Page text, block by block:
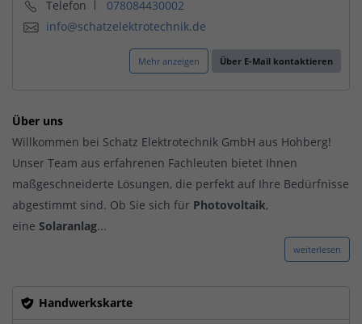
Telefon
078084430002
info@schatzelektrotechnik.de
Mehr anzeigen Über E-Mail kontaktieren
Über uns
Willkommen bei Schatz Elektrotechnik GmbH aus Hohberg!
Unser Team aus erfahrenen Fachleuten bietet Ihnen
maßgeschneiderte Lösungen, die perfekt auf Ihre Bedürfnisse
abgestimmt sind. Ob Sie sich für Photovoltaik,
eine Solaranlag...
weiterlesen
Handwerkskarte